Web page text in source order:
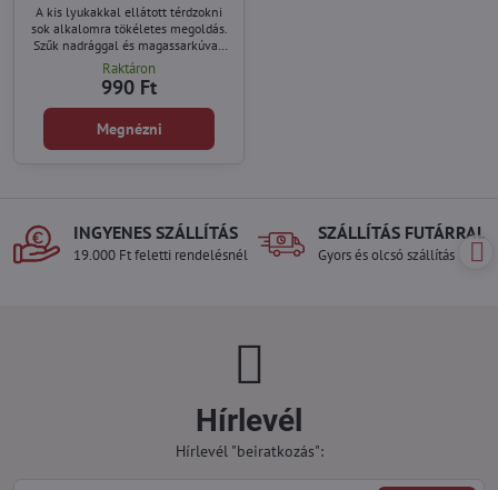
A kis lyukakkal ellátott térdzokni
sok alkalomra tökéletes megoldás.
Szűk nadrággal és magassarkúval,
valamint légies maxiszoknyával
egyaránt vonzóak lesznek.
Raktáron
990 Ft
Megnézni
INGYENES SZÁLLÍTÁS
19.000 Ft feletti rendelésnél
SZÁLLÍTÁS FUTÁRRAL
Gyors és olcsó szállítás
Hírlevél
Hírlevél "beiratkozás":